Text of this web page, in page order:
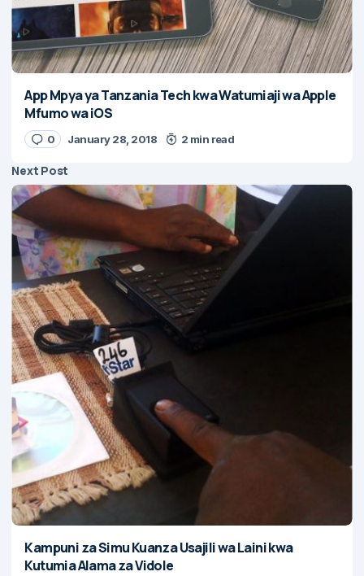
App Mpya ya Tanzania Tech kwa Watumiaji wa Apple
Mfumo wa iOS
0 January 28, 2018 2 min read
Next Post
Kampuni za Simu Kuanza Usajili wa Laini kwa
Kutumia Alama za Vidole